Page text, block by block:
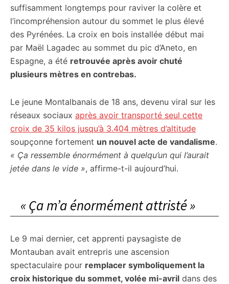
suffisamment longtemps pour raviver la colère et
l’incompréhension autour du sommet le plus élevé
des Pyrénées. La croix en bois installée début mai
par Maël Lagadec au sommet du pic d’Aneto, en
Espagne, a été retrouvée après avoir chuté
plusieurs mètres en contrebas.
Le jeune Montalbanais de 18 ans, devenu viral sur les
réseaux sociaux après avoir transporté seul cette
croix de 35 kilos jusqu’à 3.404 mètres d’altitude
soupçonne fortement un nouvel acte de vandalisme.
« Ça ressemble énormément à quelqu’un qui l’aurait
jetée dans le vide », affirme-t-il aujourd’hui.
« Ça m’a énormément attristé »
Le 9 mai dernier, cet apprenti paysagiste de
Montauban avait entrepris une ascension
spectaculaire pour remplacer symboliquement la
croix historique du sommet, volée mi-avril dans des